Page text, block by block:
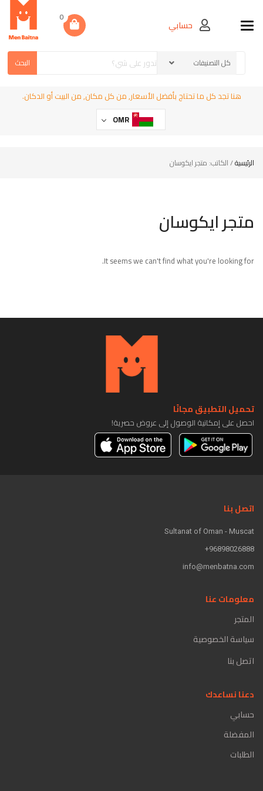
Toggle navigationحسابي
0
البحث
هنا تجد كل ما تحتاج بأفضل الأسعار, من كل مكان, من البيت أو الدكان.
OMR
الرئيسية/ الكاتب: متجر ايكوسان
متجر ايكوسان
It seems we can't find what you're looking for.
تحميل التطبيق مجانًا
احصل على إمكانية الوصول إلى عروض حصرية!
اتصل بنا
Sultanat of Oman - Muscat
96898026888+
info@menbatna.com
معلومات عنا
المتجر
سياسة الخصوصية
اتصل بنا
دعنا نساعدك
حسابي
المفضلة
الطلبات